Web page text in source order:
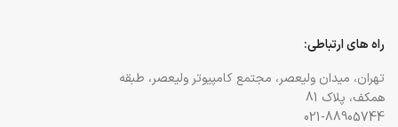
راه های ارتباطی:
تهران، میدان ولیعصر، مجتمع کامپیوتر ولیعصر، طبقه
همکف، پلاک 81
021-88905744